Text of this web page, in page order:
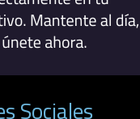
Sociales